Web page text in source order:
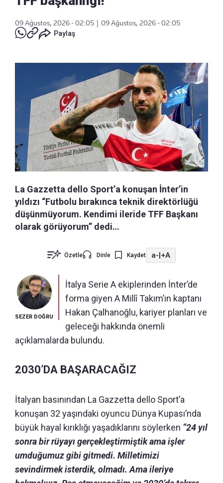
09 Ağustos, 2026 - 02:05
09 Ağustos, 2026 - 02:05
Paylaş
La Gazzetta dello Sport’a konuşan İnter’in
yıldızı “Futbolu bırakınca teknik direktörlüğü
düşünmüyorum. Kendimi ileride TFF Başkanı
olarak görüyorum” dedi…
Özetle Dinle Kaydet a-|+A
SEZER DOĞRU
İtalya Serie A ekiplerinden İnter’de
forma giyen A Millî Takım’ın kaptanı
Hakan Çalhanoğlu, kariyer planları ve
geleceği hakkında önemli
açıklamalarda bulundu.
2030’DA BAŞARACAĞIZ
İtalyan basınından La Gazzetta dello Sport’a
konuşan 32 yaşındaki oyuncu Dünya Kupası’nda
büyük hayal kırıklığı yaşadıklarını söylerken “24 yıl
sonra bir rüyayı gerçekleştirmiştik ama işler
umduğumuz gibi gitmedi. Milletimizi
sevindirmek isterdik, olmadı. Ama ileriye